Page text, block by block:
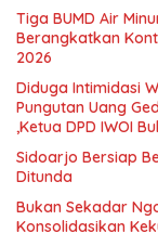
Tiga BUMD Air
Berangkatkan
2026
Diduga Intimidasi
Pungutan Uang
,Ketua DPD IWOI
Sidoarjo Bersiap
Ditunda
Bukan Sekadar
Konsolidasikan